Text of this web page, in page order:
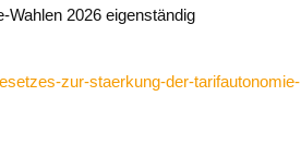
Wahlen 2026 eigenständig
zur-staerkung-der-tarifautonomie-